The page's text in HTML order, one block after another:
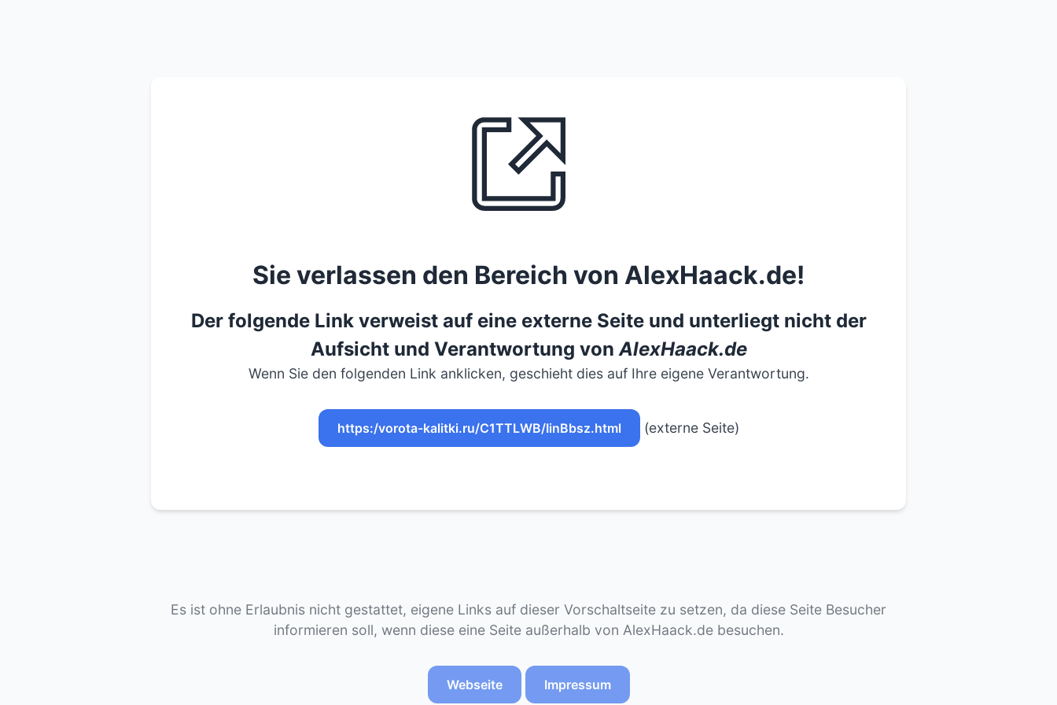
Sie verlassen den Bereich von AlexHaack.de!
Der folgende Link verweist auf eine externe Seite und unterliegt nicht der
Aufsicht und Verantwortung vonAlexHaack.de
Wenn Sie den folgenden Link anklicken, geschieht dies auf Ihre eigene Verantwortung.
https:/vorota-kalitki.ru/C1TTLWB/IinBbsz.html (externe Seite)
Es ist ohne Erlaubnis nicht gestattet, eigene Links auf dieser Vorschaltseite zu setzen, da diese Seite Besucher
informieren soll, wenn diese eine Seite außerhalb von AlexHaack.de besuchen.
Webseite Impressum